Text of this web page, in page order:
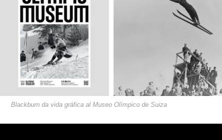
Blackburn da vida gráfica al Museo Olímpico de Suiza